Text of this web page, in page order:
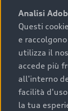
uno stato
durata nel
cronologia
completa
costante e
Analisi
Questi
e
utilizza il
accede più
all'interno
facilità
la tua